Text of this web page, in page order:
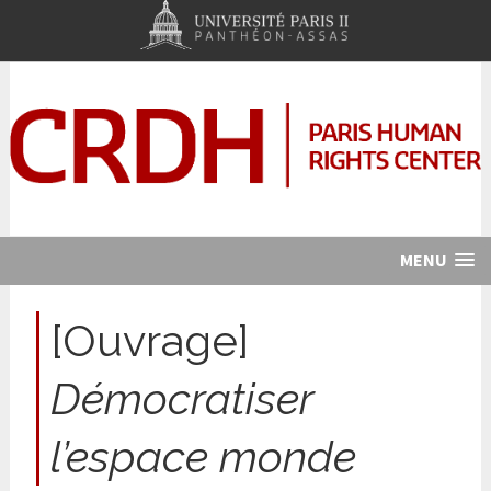
MENU
[Ouvrage]
Démocratiser
l’espace monde